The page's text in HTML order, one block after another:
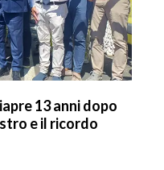
13 anni dopo
e il ricordo